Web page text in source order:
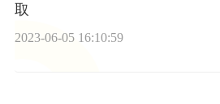
取
2023-06-05 16:10:59